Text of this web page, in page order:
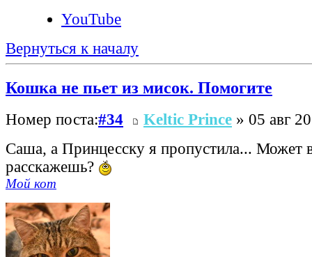
YouTube
Вернуться к началу
Кошка не пьет из мисок. Помогите
Номер поста:#34 Keltic Prince » 05 авг
Саша, а Принцесску я пропустила... Может
расскажешь?
Мой кот